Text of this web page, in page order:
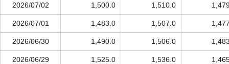
2026/07/02 1,500.0 1,510.0
2026/07/01 1,483.0 1,507.0
2026/06/30 1,490.0 1,506.0
2026/06/29 1,525.0 1,536.0